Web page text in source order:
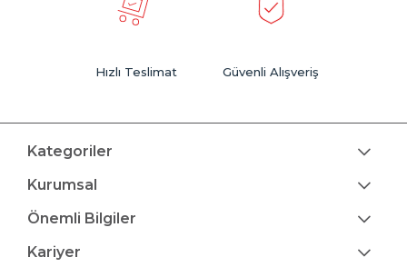
Hızlı Teslimat Güvenli Alışveriş
Kategoriler
Kurumsal
Önemli Bilgiler
Kariyer